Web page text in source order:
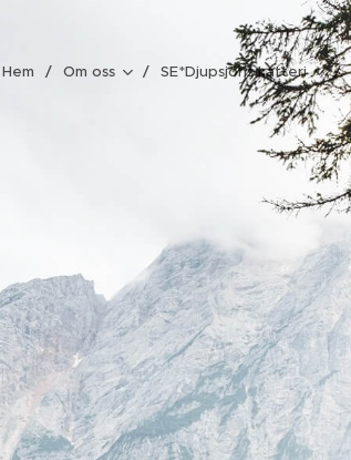
Hem Om oss SE*Djupsjöns katteri